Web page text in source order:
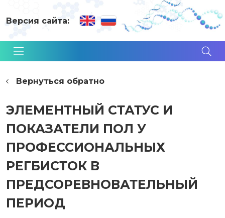
Версия сайта:
Вернуться обратно
ЭЛЕМЕНТНЫЙ СТАТУС И
ПОКАЗАТЕЛИ ПОЛ У
ПРОФЕССИОНАЛЬНЫХ
РЕГБИСТОК В
ПРЕДСОРЕВНОВАТЕЛЬНЫЙ
ПЕРИОД